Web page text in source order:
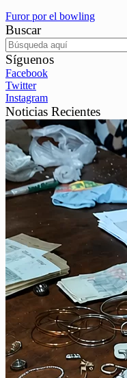
Furor por el bowling
Buscar
Síguenos
Facebook
Twitter
Instagram
Noticias Recientes